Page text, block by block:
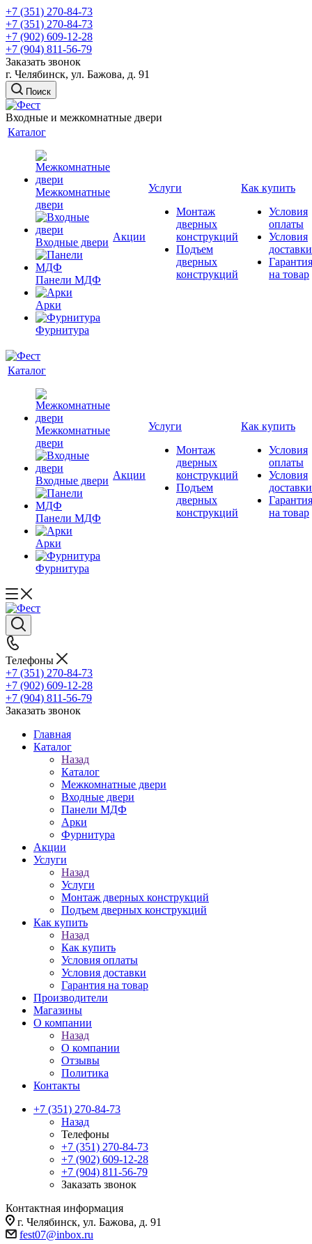
+7 (351) 270-84-73
+7 (351) 270-84-73
+7 (902) 609-12-28
+7 (904) 811-56-79
Заказать звонок
г. Челябинск, ул. Бажова, д. 91
Поиск
Входные и межкомнатные двери
Каталог
Межкомнатные
двери
Входные двери
Панели МДФ
Арки
Фурнитура
Акции
Услуги
Монтаж
дверных
конструкций
Подъем
дверных
конструкций
Как купить
Условия
оплаты
Условия
доставки
Гарантия
на товар
Каталог
Межкомнатные
двери
Входные двери
Панели МДФ
Арки
Фурнитура
Акции
Услуги
Монтаж
дверных
конструкций
Подъем
дверных
конструкций
Как купить
Условия
оплаты
Условия
доставки
Гарантия
на товар
Телефоны
+7 (351) 270-84-73
+7 (902) 609-12-28
+7 (904) 811-56-79
Заказать звонок
Главная
Каталог
Назад
Каталог
Межкомнатные двери
Входные двери
Панели МДФ
Арки
Фурнитура
Акции
Услуги
Назад
Услуги
Монтаж дверных конструкций
Подъем дверных конструкций
Как купить
Назад
Как купить
Условия оплаты
Условия доставки
Гарантия на товар
Производители
Магазины
О компании
Назад
О компании
Отзывы
Политика
Контакты
+7 (351) 270-84-73
Назад
Телефоны
+7 (351) 270-84-73
+7 (902) 609-12-28
+7 (904) 811-56-79
Заказать звонок
Контактная информация
г. Челябинск, ул. Бажова, д. 91
fest07@inbox.ru